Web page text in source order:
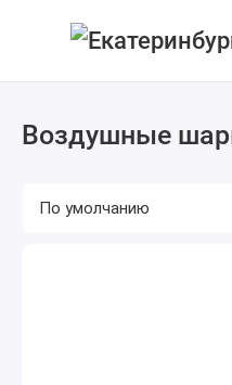
Воздушные